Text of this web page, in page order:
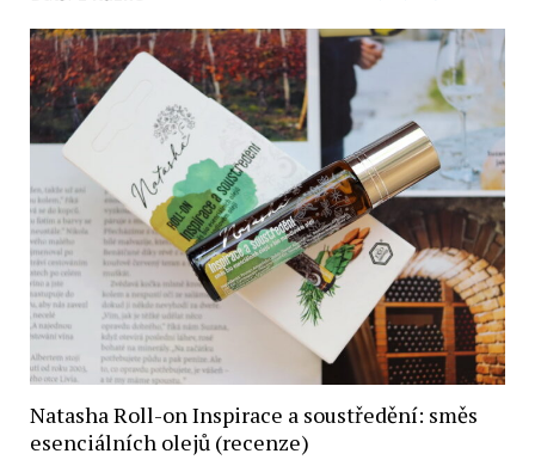
Natasha Roll-on Inspirace a soustředění: směs
esenciálních olejů (recenze)